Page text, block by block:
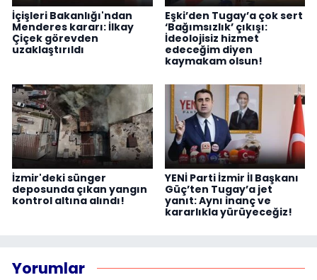
İçişleri Bakanlığı'ndan
Menderes kararı: İlkay
Çiçek görevden
uzaklaştırıldı
Eşki’den Tugay’a çok sert
‘Bağımsızlık’ çıkışı:
İdeolojisiz hizmet
edeceğim diyen
kaymakam olsun!
İzmir'deki sünger
deposunda çıkan yangın
kontrol altına alındı!
YENİ Parti İzmir İl Başkanı
Güç’ten Tugay’a jet
yanıt: Aynı inanç ve
kararlıkla yürüyeceğiz!
Yorumlar